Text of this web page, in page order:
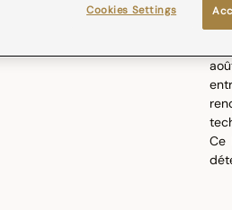
en
la
Ce
Cookies Settings